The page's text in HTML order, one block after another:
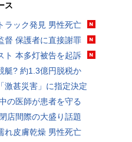
ス
ラック発見 男性死亡
督 保護者に直接謝罪
ト 本多灯被告を起訴
艇? 約1.3億円脱税か
激甚災害」に指定決定
の医師が患者を守る
店間際の大盛り話題
れ皮膚乾燥 男性死亡